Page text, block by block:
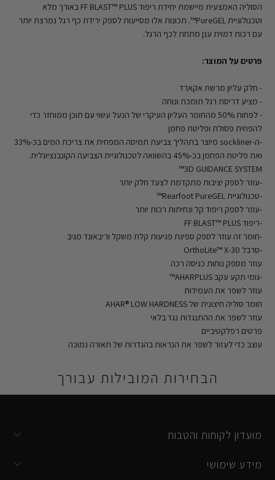
הסוליה האמצעית מיישמת יחידת ריפוד FF BLAST™ PLUS באורך מלא
וטכנולוגיית PureGEL™. תכונות אלו מסייעות לספק ירידת כף רגל נמרצת יותר
עם רכות דמוית ענן מתחת לכף הרגל. ‏
פרטים על המוצר:
- חלק עליון מרשת אקארד
- מציע דריסת רגל תומכת ונוחה
- לפחות 50% מהחומר העליון העיקרי של הנעל עשוי עם תוכן ממוחזר כדי
להפחית פסולת ופליטת פחמן
-ה-sockliner מיוצר בתהליך צביעת תמיסה המפחית את צריכת המים בכ-33%
ואת פליטת הפחמן בכ-45% בהשוואה לטכנולוגיית הצביעה הקונבנציונלית.
3D GUIDANCE SYSTEM™
-עוזר לספק יציבות מתקדמת לצעד חלק יותר
-טכנולוגיית Rearfoot PureGEL™
-עוזר לספק ריפוד קל ונחיתות רכות יותר
-ריפוד FF BLAST™ PLUS
-חומר זה עוזר לספק ספיגת פגיעות קלת משקל וריבאונד מגיב
-סרבל OrthoLite™ X-30
עוזר מספק נוחות כניסה רכה
-גומי תקע עקב AHARPLUS™
עוזר לשפר את העמידות
חומר סוליה חיצונית של AHAR® LOW HARDNESS
עוזר לשפר את ההתנגדות נגד בלאי
פרטים רפלקטיביים
עוצב כדי לעזור לשפר את הנראות בהגדרות של תאורה נמוכה
הבחירות המובילות עבורך
מועדון לקוחות והטבות
מידע שימושי